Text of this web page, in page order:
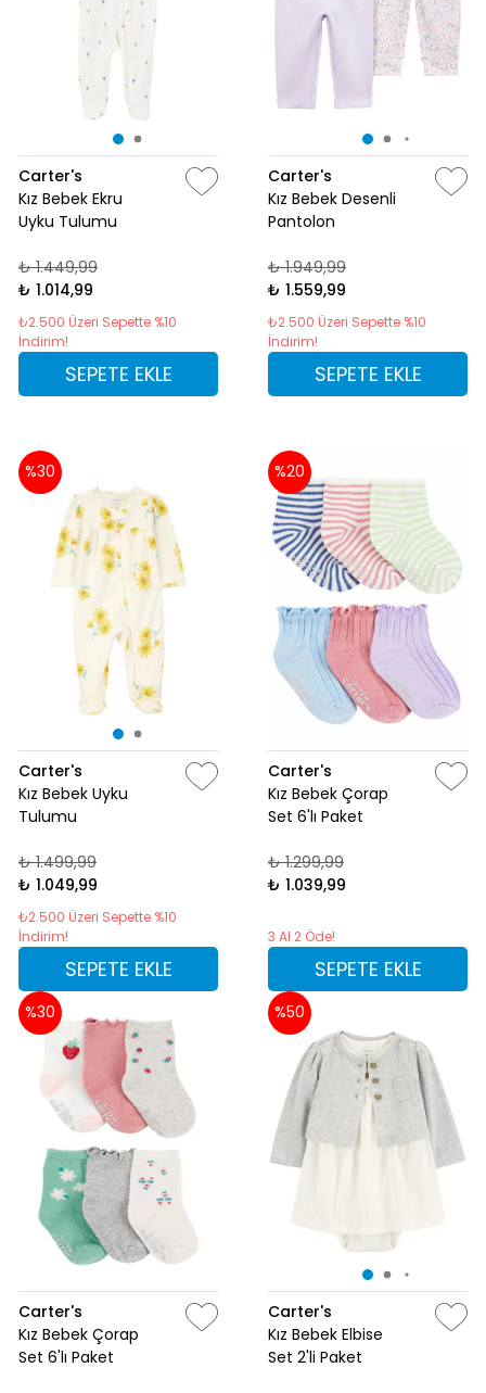
Carter's
Kız Bebek Ekru
Uyku Tulumu
₺ 1.449,99
₺ 1.014,99
₺2.500 Üzeri Sepette %10
İndirim!
SEPETE EKLE
Carter's
Kız Bebek Desenli
Pantolon
₺ 1.949,99
₺ 1.559,99
₺2.500 Üzeri Sepette %10
İndirim!
SEPETE EKLE
%30
Carter's
Kız Bebek Uyku
Tulumu
₺ 1.499,99
₺ 1.049,99
₺2.500 Üzeri Sepette %10
İndirim!
SEPETE EKLE
%20
Carter's
Kız Bebek Çorap
Set 6'lı Paket
₺ 1.299,99
₺ 1.039,99
3 Al 2 Öde!
SEPETE EKLE
%30
Carter's
Kız Bebek Çorap
Set 6'lı Paket
%50
Carter's
Kız Bebek Elbise
Set 2'li Paket